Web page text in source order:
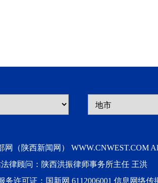
网（陕西新闻网） WWW.CNWEST.COM
律顾问：陕西洪振律师事务所主任 王洪
务许可证：国新网 6112006001 信息网络传